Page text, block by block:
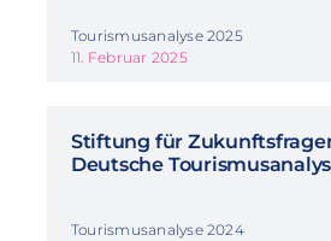
Tourismusanalyse 2025
11. Februar 2025
Stiftung für
Deutsche
Tourismusanalyse 2024